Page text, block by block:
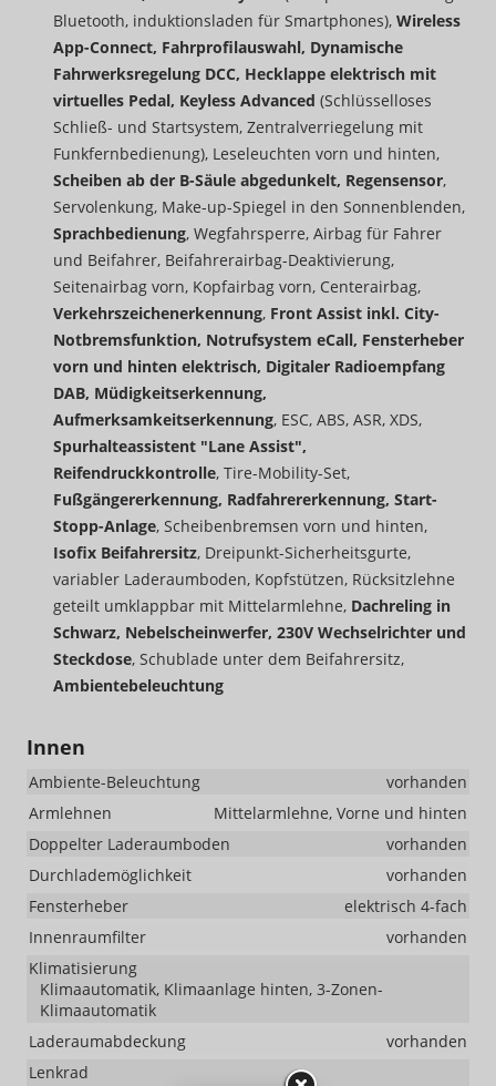
Bluetooth, induktionsladen für Smartphones), Wireless
App-Connect, Fahrprofilauswahl, Dynamische
Fahrwerksregelung DCC, Hecklappe elektrisch mit
virtuelles Pedal, Keyless Advanced (Schlüsselloses
Schließ- und Startsystem, Zentralverriegelung mit
Funkfernbedienung), Leseleuchten vorn und hinten,
Scheiben ab der B-Säule abgedunkelt, Regensensor,
Servolenkung, Make-up-Spiegel in den Sonnenblenden,
Sprachbedienung, Wegfahrsperre, Airbag für Fahrer
und Beifahrer, Beifahrerairbag-Deaktivierung,
Seitenairbag vorn, Kopfairbag vorn, Centerairbag,
Verkehrszeichenerkennung, Front Assist inkl. City-
Notbremsfunktion, Notrufsystem eCall, Fensterheber
vorn und hinten elektrisch, Digitaler Radioempfang
DAB, Müdigkeitserkennung,
Aufmerksamkeitserkennung, ESC, ABS, ASR, XDS,
Spurhalteassistent "Lane Assist",
Reifendruckkontrolle, Tire-Mobility-Set,
Fußgängererkennung, Radfahrererkennung, Start-
Stopp-Anlage, Scheibenbremsen vorn und hinten,
Isofix Beifahrersitz, Dreipunkt-Sicherheitsgurte,
variabler Laderaumboden, Kopfstützen, Rücksitzlehne
geteilt umklappbar mit Mittelarmlehne, Dachreling in
Schwarz, Nebelscheinwerfer, 230V Wechselrichter und
Steckdose, Schublade unter dem Beifahrersitz,
Ambientebeleuchtung
Innen
Ambiente-Beleuchtung
vorhanden
Armlehnen
Mittelarmlehne, Vorne und hinten
Doppelter Laderaumboden
vorhanden
Durchlademöglichkeit
vorhanden
Fensterheber
elektrisch 4-fach
Innenraumfilter
vorhanden
Klimatisierung
Klimaautomatik, Klimaanlage hinten, 3-Zonen-
Klimaautomatik
Laderaumabdeckung
vorhanden
Lenkrad